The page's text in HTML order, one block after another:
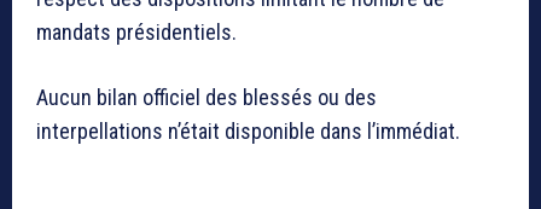
mandats présidentiels.
Aucun bilan officiel des blessés ou des
interpellations n’était disponible dans l’immédiat.